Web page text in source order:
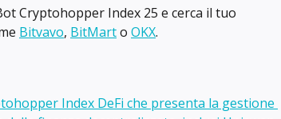
Cryptohopper Index 25 e cerca il tuo
Bitvavo, BitMart o OKX.